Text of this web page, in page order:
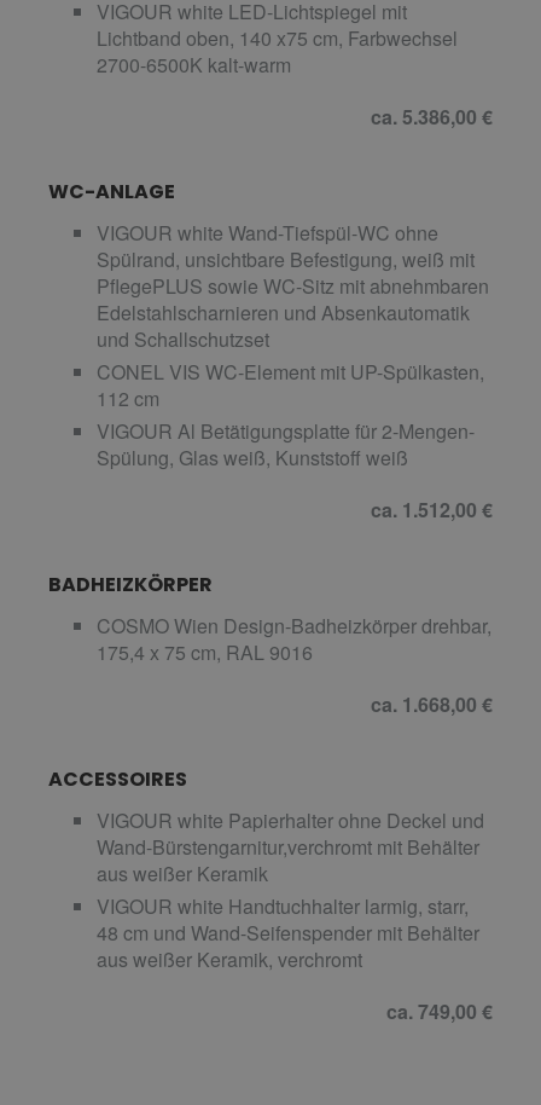
VIGOUR white LED-Lichtspiegel mit
Lichtband oben, 140 x75 cm, Farbwechsel
2700-6500K kalt-warm
ca. 5.386,00 €
WC-ANLAGE
VIGOUR white Wand-Tiefspül-WC ohne
Spülrand, unsichtbare Befestigung, weiß mit
PflegePLUS sowie WC-Sitz mit abnehmbaren
Edelstahlscharnieren und Absenkautomatik
und Schallschutzset
CONEL VIS WC-Element mit UP-Spülkasten,
112 cm
VIGOUR Al Betätigungsplatte für 2-Mengen-
Spülung, Glas weiß, Kunststoff weiß
ca. 1.512,00 €
BADHEIZKÖRPER
COSMO Wien Design-Badheizkörper drehbar,
175,4 x 75 cm, RAL 9016
ca. 1.668,00 €
ACCESSOIRES
VIGOUR white Papierhalter ohne Deckel und
Wand-Bürstengarnitur,verchromt mit Behälter
aus weißer Keramik
VIGOUR white Handtuchhalter larmig, starr,
48 cm und Wand-Seifenspender mit Behälter
aus weißer Keramik, verchromt
ca. 749,00 €